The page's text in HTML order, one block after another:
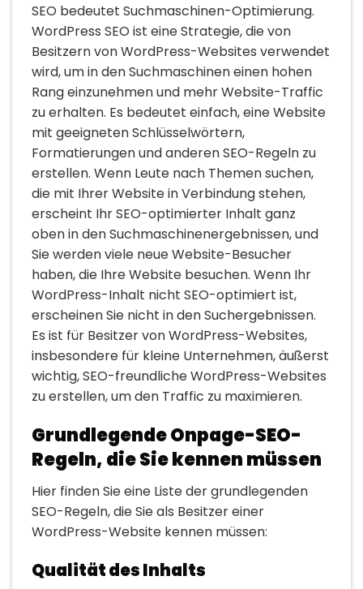
SEO bedeutet Suchmaschinen-Optimierung.
WordPress SEO ist eine Strategie, die von
Besitzern von WordPress-Websites verwendet
wird, um in den Suchmaschinen einen hohen
Rang einzunehmen und mehr Website-Traffic
zu erhalten. Es bedeutet einfach, eine Website
mit geeigneten Schlüsselwörtern,
Formatierungen und anderen SEO-Regeln zu
erstellen. Wenn Leute nach Themen suchen,
die mit Ihrer Website in Verbindung stehen,
erscheint Ihr SEO-optimierter Inhalt ganz
oben in den Suchmaschinenergebnissen, und
Sie werden viele neue Website-Besucher
haben, die Ihre Website besuchen. Wenn Ihr
WordPress-Inhalt nicht SEO-optimiert ist,
erscheinen Sie nicht in den Suchergebnissen.
Es ist für Besitzer von WordPress-Websites,
insbesondere für kleine Unternehmen, äußerst
wichtig, SEO-freundliche WordPress-Websites
zu erstellen, um den Traffic zu maximieren.
Grundlegende Onpage-SEO-
Regeln, die Sie kennen müssen
Hier finden Sie eine Liste der grundlegenden
SEO-Regeln, die Sie als Besitzer einer
WordPress-Website kennen müssen:
Qualität des Inhalts